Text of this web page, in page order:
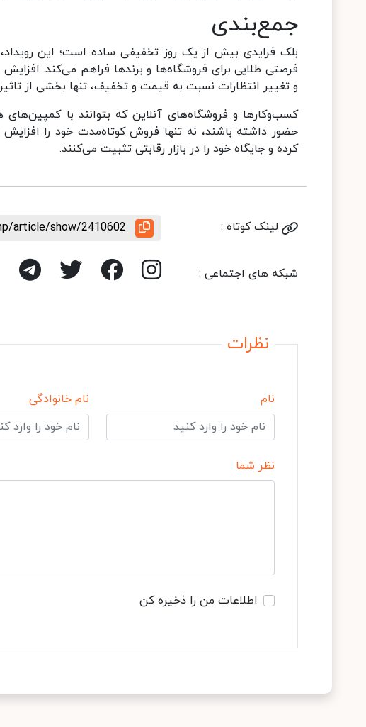
جمع‌بندی
بلک فرایدی بیش از یک روز تخفیفی ساده است؛ این
فرصتی طلایی برای فروشگاه‌ها و برندها فراهم می‌کند. افزایش
و تغییر انتظارات نسبت به قیمت و تخفیف، تنها بخشی از
کسب‌وکارها و فروشگاه‌های آنلاین که بتوانند با
حضور داشته باشند، نه تنها فروش کوتاه‌مدت خود را افزایش
کرده و جایگاه خود را در بازار رقابتی تثبیت می‌کنند.
لینک کوتاه : article/show/2410602
شبکه های اجتماعی :
نظرات
نام نام خانوادگی
نظر شما
اطلاعات من را ذخیره کن